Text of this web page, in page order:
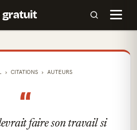
gratuit
CITATIONS AUTEURS
“
faire son travail si